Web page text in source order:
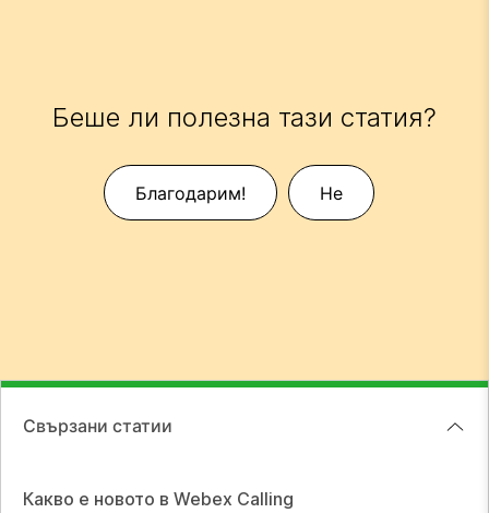
Беше ли полезна тази статия?
Благодарим! Не
Свързани статии
Какво е новото в Webex Calling